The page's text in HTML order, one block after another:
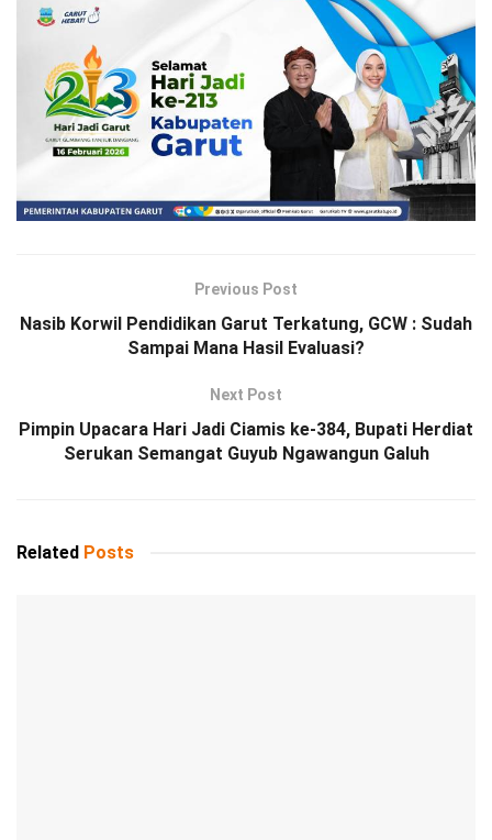
Previous Post
Nasib Korwil Pendidikan Garut Terkatung, GCW : Sudah
Sampai Mana Hasil Evaluasi?
Next Post
Pimpin Upacara Hari Jadi Ciamis ke-384, Bupati Herdiat
Serukan Semangat Guyub Ngawangun Galuh
Related Posts